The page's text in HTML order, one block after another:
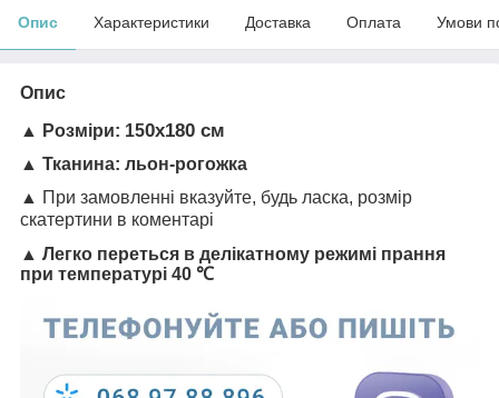
Опис Характеристики Доставка Оплата Умови
Опис
▲
Розміри: 150х180 см
▲ Тканина: льон-рогожка
▲ При замовленні вказуйте, будь ласка, розмір
скатертини в коментарі
▲ Легко переться в делікатному режимі прання
при температурі 40 ℃